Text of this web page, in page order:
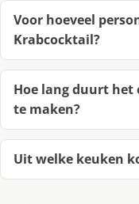
Voor hoeveel
Krabcocktail?
Hoe lang duurt het
te maken?
Uit welke keuken